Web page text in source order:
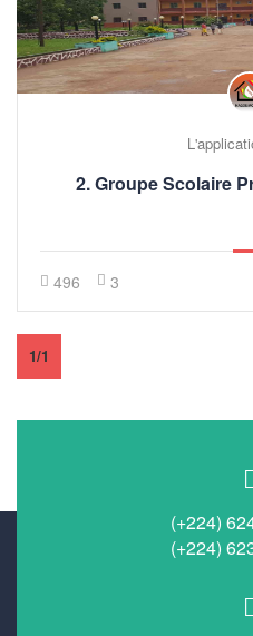
2. Groupe Scolaire
496 3
1/1
(+224)
(+224)